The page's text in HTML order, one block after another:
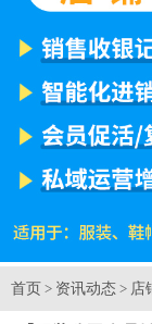
首页 > 资讯动态 > 店